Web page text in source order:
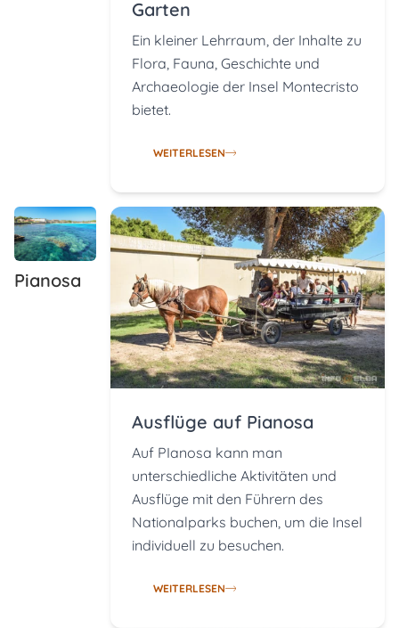
Garten
Ein kleiner Lehrraum, der Inhalte zu
Flora, Fauna, Geschichte und
Archaeologie der Insel Montecristo
bietet.
WEITERLESEN
Pianosa
Ausflüge auf Pianosa
Auf PIanosa kann man
unterschiedliche Aktivitäten und
Ausflüge mit den Führern des
Nationalparks buchen, um die Insel
individuell zu besuchen.
WEITERLESEN